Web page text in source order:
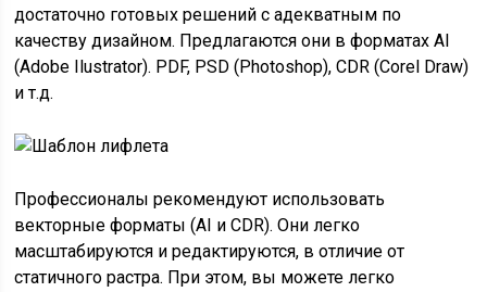
достаточно готовых решений с адекватным по
качеству дизайном. Предлагаются они в форматах AI
(Adobe Ilustrator). PDF, PSD (Photoshop), CDR (Corel Draw)
и т.д.
Профессионалы рекомендуют использовать
векторные форматы (AI и CDR). Они легко
масштабируются и редактируются, в отличие от
статичного растра. При этом, вы можете легко